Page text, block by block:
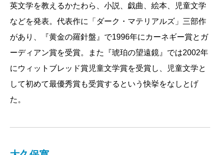
第二部『神秘の短剣』、第三部『琥珀の望遠鏡』と
続く冒険を通して、ライラは勇気を知り、裏切りを知
り、やがて愛と別れを知って大きく成長してゆく。三
部作の執筆に合計七年、いくつもの文学賞を受けたシ
リーズとなったわけだが、原作者のフィリップ・プル
マン氏にとってはまさしく魂を削って書きあげた作品
だったのだろう。「お金のために続編を書く気はあり
思わず快哉を叫んだものだ。先の「ライラの冒険」三
英文学を教えるかたわら、小説、戯曲、絵本、児童文学
などを発表。代表作に「ダーク・マテリアルズ」三部作
があり、『黄金の羅針盤』で1996年にカーネギー賞とガ
ーディアン賞を受賞。また『琥珀の望遠鏡』では2002年
にウィットブレッド賞児童文学賞を受賞し、児童文学と
して初めて最優秀賞も受賞するという快挙をなしとげ
た。